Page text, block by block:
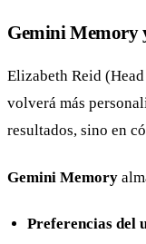
Gemini Memory
Elizabeth Reid
volverá más
resultados, sino en
Gemini Memory
Preferencias del